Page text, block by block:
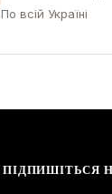
По всій Україні
ПІДПИШІТЬСЯ